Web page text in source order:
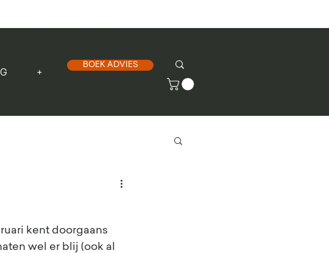
+
BOEK ADVIES
kent doorgaans
wel er blij (ook al